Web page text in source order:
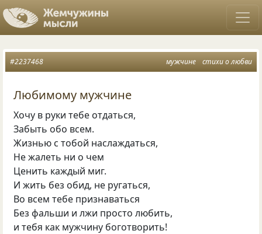
мужчине стихи о любви
#2237468
Любимому мужчине
Хочу в руки тебе отдаться,
Забыть обо всем.
Жизнью с тобой наслаждаться,
Не жалеть ни о чем
Ценить каждый миг.
И жить без обид, не ругаться,
Во всем тебе признаваться
Без фальши и лжи просто любить,
и тебя как мужчину боготворить!